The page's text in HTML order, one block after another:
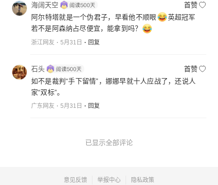
海阔天空
首赞
阿尔特塔就是一个伪君子，早看他不顺眼
英超冠军
若不是阿森纳占尽便宜，能拿到吗？
浙江网友 5月31日 回复
石头
首赞
如不是裁判“手下留情”，娜娜早就十人应战了，还说人
家“双标”。
广东网友 5月31日 回复
已显示全部评论
意见反馈 举报中心 隐私政策